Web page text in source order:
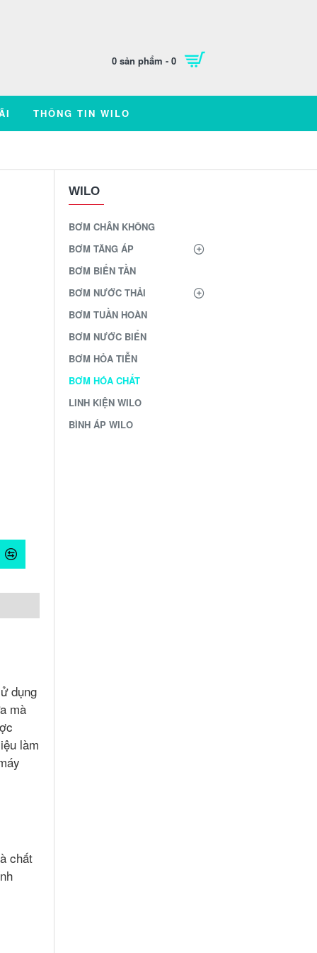
0 sản phẩm - 0
THÔNG TIN WILO
dụng
mà
làm
chất
WILO
BƠM CHÂN KHÔNG
BƠM TĂNG ÁP
BƠM BIẾN TẦN
BƠM NƯỚC THẢI
BƠM TUẦN HOÀN
BƠM NƯỚC BIỂN
BƠM HỎA TIỄN
BƠM HÓA CHẤT
LINH KIỆN WILO
BÌNH ÁP WILO